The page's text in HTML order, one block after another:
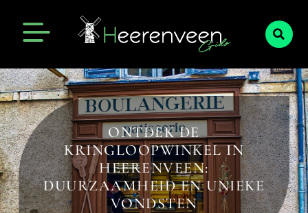
ONTDEK DE
KRINGLOOPWINKEL IN
HEERENVEEN:
DUURZAAMHEID EN UNIEKE
VONDSTEN